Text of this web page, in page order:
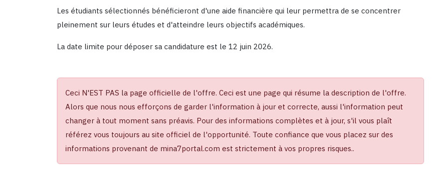
Les étudiants sélectionnés bénéficieront d'une aide financière qui leur permettra de se concentrer
pleinement sur leurs études et d'atteindre leurs objectifs académiques.
La date limite pour déposer sa candidature est le 12 juin 2026.
Ceci N'EST PAS la page officielle de l'offre. Ceci est une page qui résume la description de l'offre.
Alors que nous nous efforçons de garder l'information à jour et correcte, aussi l'information peut
changer à tout moment sans préavis. Pour des informations complètes et à jour, s'il vous plaît
référez vous toujours au site officiel de l'opportunité. Toute confiance que vous placez sur des
informations provenant de mina7portal.com est strictement à vos propres risques..